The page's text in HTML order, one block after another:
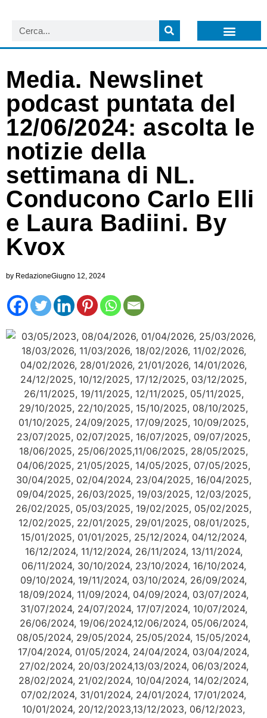
Media. Newslinet
podcast puntata del
12/06/2024: ascolta le
notizie della
settimana di NL.
Conducono Carlo Elli
e Laura Badiini. By
Kvox
by RedazioneGiugno 12, 2024